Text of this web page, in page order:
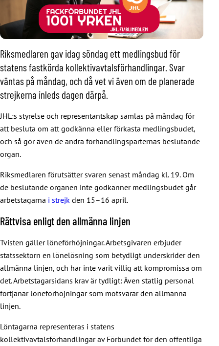
Riksmedlaren gav idag söndag ett medlingsbud för
statens fastkörda kollektivavtalsförhandlingar. Svar
väntas på måndag, och då vet vi även om de planerade
strejkerna inleds dagen därpå.
JHL:s styrelse och representantskap samlas på måndag för
att besluta om att godkänna eller förkasta medlingsbudet,
och så gör även de andra förhandlingsparternas beslutande
organ.
Riksmedlaren förutsätter svaren senast måndag kl. 19. Om
de beslutande organen inte godkänner medlingsbudet går
arbetstagarna i strejk den 15–16 april.
Rättvisa enligt den allmänna linjen
Tvisten gäller löneförhöjningar. Arbetsgivaren erbjuder
statssektorn en lönelösning som betydligt underskrider den
allmänna linjen, och har inte varit villig att kompromissa om
det. Arbetstagarsidans krav är tydligt: Även statlig personal
förtjänar löneförhöjningar som motsvarar den allmänna
linjen.
Löntagarna representeras i statens
kollektivavtalsförhandlingar av Förbundet för den offentliga